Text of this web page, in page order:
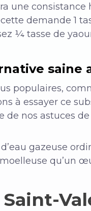
une consistance
demande 1
¼ tasse de
saine
populaires,
à essayer ce
de nos astuces
gazeuse
qu’un